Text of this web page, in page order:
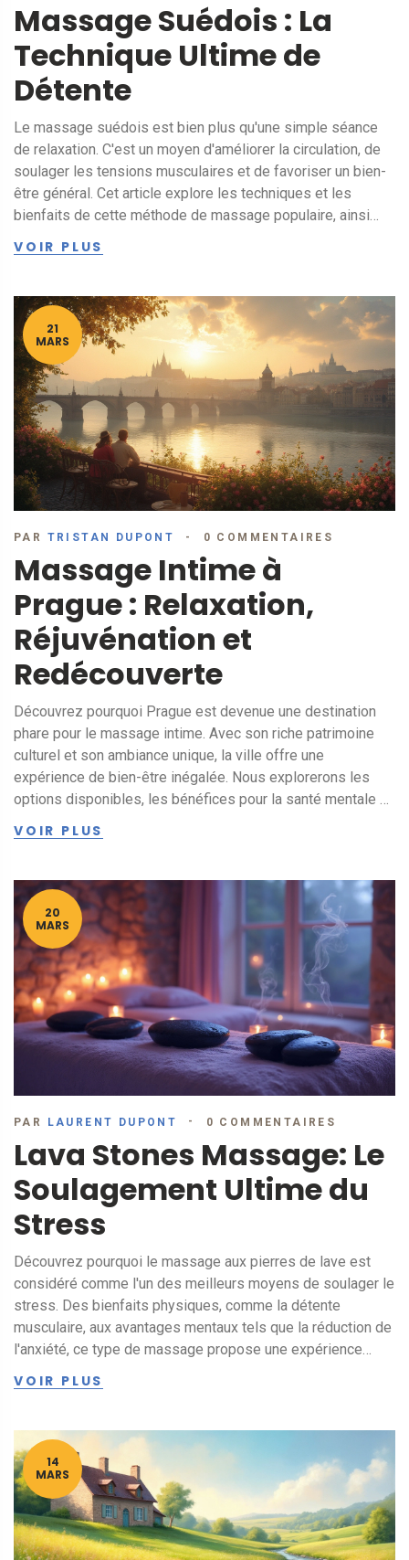
Massage Suédois : La
Technique Ultime de
Détente
Le massage suédois est bien plus qu'une simple séance
de relaxation. C'est un moyen d'améliorer la circulation, de
soulager les tensions musculaires et de favoriser un bien-
être général. Cet article explore les techniques et les
bienfaits de cette méthode de massage populaire, ainsi
prochaine séance.
VOIR PLUS
21
MARS
PAR TRISTAN DUPONT 0 COMMENTAIRES
Massage Intime à
Prague : Relaxation,
Réjuvénation et
Redécouverte
Découvrez pourquoi Prague est devenue une destination
phare pour le massage intime. Avec son riche patrimoine
culturel et son ambiance unique, la ville offre une
expérience de bien-être inégalée. Nous explorerons les
options disponibles, les bénéfices pour la santé mentale et
meilleur parti de votre visite. Préparez-vous à vous relaxer,
être personnel.
VOIR PLUS
20
MARS
PAR LAURENT DUPONT 0 COMMENTAIRES
Lava Stones Massage: Le
Soulagement Ultime du
Stress
Découvrez pourquoi le massage aux pierres de lave est
considéré comme l'un des meilleurs moyens de soulager le
stress. Des bienfaits physiques, comme la détente
musculaire, aux avantages mentaux tels que la réduction de
l'anxiété, ce type de massage propose une expérience
et comment les pierres de lave, grâce à leur capacité à
Adoptez ce rituel ancestral pour profiter d'une relaxation
profonde.
VOIR PLUS
14
MARS